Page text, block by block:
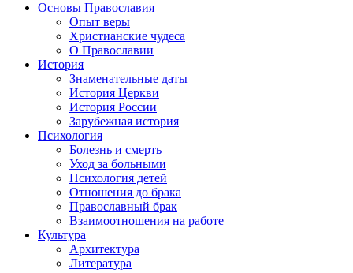
Основы Православия
Опыт веры
Христианские чудеса
О Православии
История
Знаменательные даты
История Церкви
История России
Зарубежная история
Психология
Болезнь и смерть
Уход за больными
Психология детей
Отношения до брака
Православный брак
Взаимоотношения на работе
Культура
Архитектура
Литература